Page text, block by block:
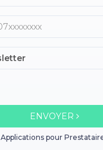
ENVOYER
Applications pour